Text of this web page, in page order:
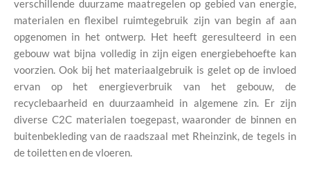
verschillende duurzame maatregelen op gebied van energie,
materialen en flexibel ruimtegebruik zijn van begin af aan
opgenomen in het ontwerp. Het heeft geresulteerd in een
gebouw wat bijna volledig in zijn eigen energiebehoefte kan
voorzien. Ook bij het materiaalgebruik is gelet op de invloed
ervan op het energieverbruik van het gebouw, de
recyclebaarheid en duurzaamheid in algemene zin. Er zijn
diverse C2C materialen toegepast, waaronder de binnen en
buitenbekleding van de raadszaal met Rheinzink, de tegels in
de toiletten en de vloeren.